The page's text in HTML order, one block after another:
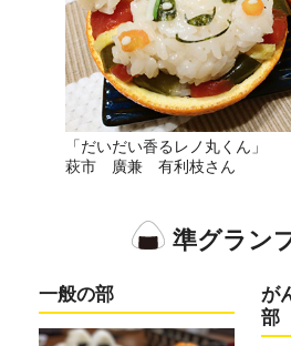
「だいだい香るレノ丸くん」
萩市 廣兼 有利枝さん
準グラン
一般の部
が
部